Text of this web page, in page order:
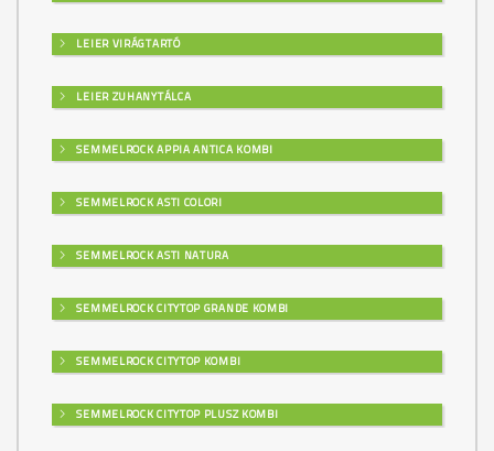
LEIER VIRÁGTARTÓ
LEIER ZUHANYTÁLCA
SEMMELROCK APPIA ANTICA KOMBI
SEMMELROCK ASTI COLORI
SEMMELROCK ASTI NATURA
SEMMELROCK CITYTOP GRANDE KOMBI
SEMMELROCK CITYTOP KOMBI
SEMMELROCK CITYTOP PLUSZ KOMBI